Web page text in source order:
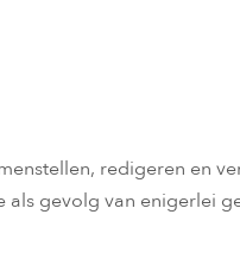
redigeren en
als gevolg van enigerlei